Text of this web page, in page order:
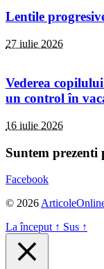
Lentile
27 iulie 2026
Vederea
un control în
16 iulie 2026
Suntem prezenti
Facebook
© 2026
La început ↑ Sus ↑